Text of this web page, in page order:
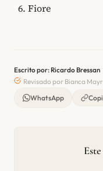
Fiore
Escrito por: Ricardo Bressan
Revisado por Bianca
WhatsApp